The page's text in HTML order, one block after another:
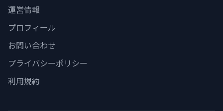
運営情報
プロフィール
お問い合わせ
プライバシーポリシー
利用規約